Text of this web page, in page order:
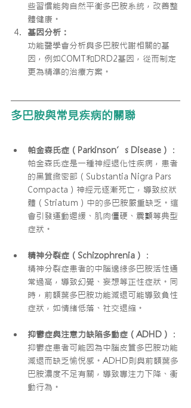
些習慣能夠自然平衡多巴胺系統，改善整
體健康。
基因分析：
功能醫學會分析與多巴胺代謝相關的基
因，例如COMT和DRD2基因，從而制定
更為精準的治療方案。
多巴胺與常見疾病的關聯
帕金森氏症（Parkinson’s Disease）
：
帕金森氏症是一種神經退化性疾病，患者
的黑質緻密部（Substantia Nigra Pars
Compacta）神經元逐漸死亡，導致紋狀
體（Striatum）中的多巴胺嚴重缺乏。這
會引發運動遲緩、肌肉僵硬、震顫等典型
症狀。
精神分裂症（Schizophrenia）
：
精神分裂症患者的中腦邊緣多巴胺活性通
常過高，導致幻覺、妄想等正性症狀。同
時，前額葉多巴胺功能減退可能導致負性
症狀，如情緒低落、社交退縮。
抑鬱症與注意力缺陷多動症（ADHD）
：
抑鬱症患者可能因為中腦皮質多巴胺功能
減退而缺乏愉悅感。ADHD則與前額葉多
巴胺濃度不足有關，導致專注力下降、衝
動行為。